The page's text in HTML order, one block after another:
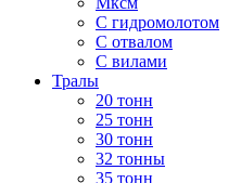
С гидромолотом
С отвалом
С вилами
Тралы
20 тонн
25 тонн
30 тонн
32 тонны
35 тонн